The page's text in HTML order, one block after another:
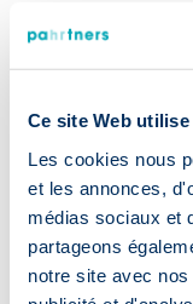
Ce site Web
Les cookies nous
et les annonces,
médias sociaux et
partageons
notre site avec
l'administration, les
offrent desemploiset
En conclusion, ces
hauteur des
êtes actuellement en
desaspects
intérêts
vous faites vos choix